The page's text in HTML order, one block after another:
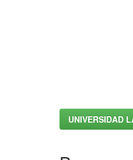
UNIVERSIDAD